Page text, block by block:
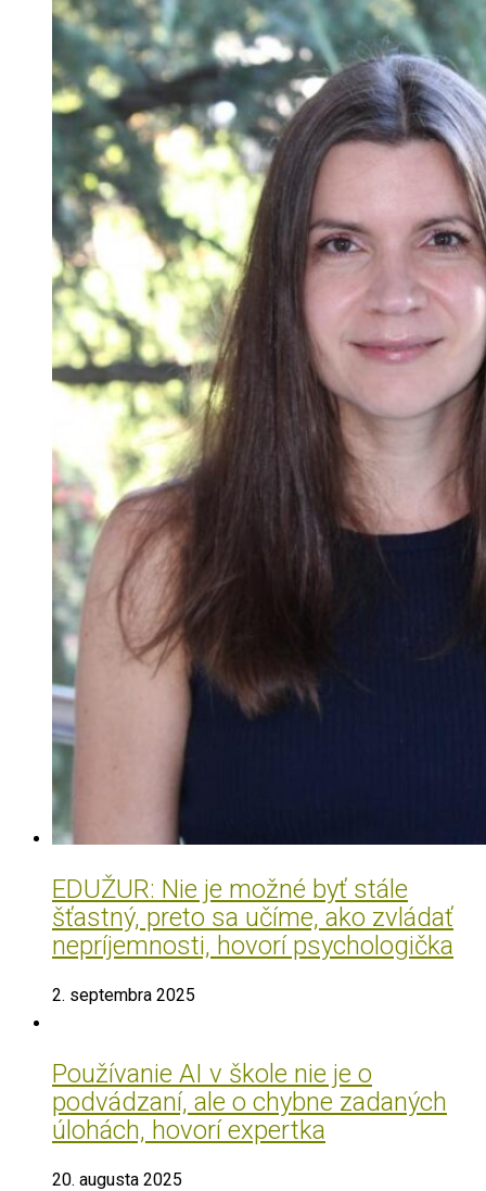
EDUŽUR: Nie je možné byť stále
šťastný, preto sa učíme, ako zvládať
nepríjemnosti, hovorí psychologička
2. septembra 2025
Používanie AI v škole nie je o
podvádzaní, ale o chybne zadaných
úlohách, hovorí expertka
20. augusta 2025